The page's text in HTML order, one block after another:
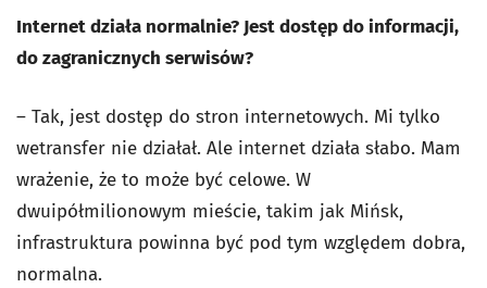
Internet działa normalnie? Jest dostęp do informacji,
do zagranicznych serwisów?
– Tak, jest dostęp do stron internetowych. Mi tylko
wetransfer nie działał. Ale internet działa słabo. Mam
wrażenie, że to może być celowe. W
dwuipółmilionowym mieście, takim jak Mińsk,
infrastruktura powinna być pod tym względem dobra,
normalna.